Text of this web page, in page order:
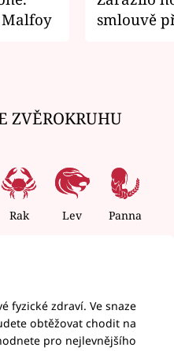
Malfoy
smlouvě
ZVĚROKRUHU
Rak Lev Panna
fyzické zdraví. Ve snaze
obtěžovat chodit na
pro nejlevnějšího